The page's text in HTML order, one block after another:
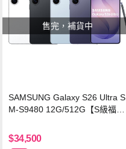
售完，補貨中
SAMSUNG Galaxy S26 Ultra S
M-S9480 12G/512G【S級福利
$34,500